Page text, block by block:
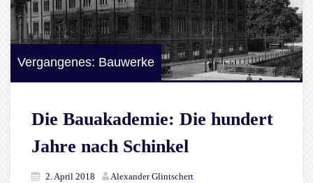
Vergangenes: Bauwerke
Die Bauakademie: Die hundert
Jahre nach Schinkel
2. April 2018 Alexander Glintschert